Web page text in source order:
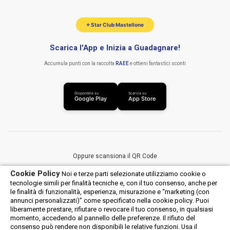
Cookie PolicyNoi e terze parti selezionate utilizziamo cookie o
tecnologie simili per finalità tecniche e, con il tuo consenso, anche per
le finalità di funzionalità, esperienza, misurazione e “marketing (con
annunci personalizzati)” come specificato nella cookie policy. Puoi
liberamente prestare, rifiutare o revocare il tuo consenso, in qualsiasi
momento, accedendo al pannello delle preferenze. Il rifiuto del
consenso può rendere non disponibili le relative funzioni. Usa il
Altezza del compartimento (minima) : 58,3 cm
Profondità imballo : 680 mm
Altezza imballo : 670 mm
Peso dell'imballo : 36,9 kg
⭐ Star Club Mastellone
Scarica l'App e Inizia a Guadagnare!
Accumula punti con la raccolta RAEEe ottieni fantastici sconti
Disponibile su
Google Play
Scarica su
App Store
Oppure scansiona il QR Code